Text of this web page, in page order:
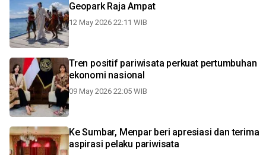
Geopark Raja Ampat
12 May 2026 22:11 WIB
Tren positif pariwisata perkuat pertumbuhan
ekonomi nasional
09 May 2026 22:05 WIB
Ke Sumbar, Menpar beri apresiasi dan terima
aspirasi pelaku pariwisata